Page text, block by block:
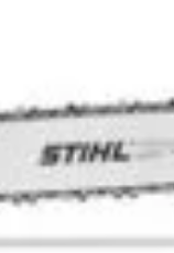
pentru avansați
pentru casă
pentru începători